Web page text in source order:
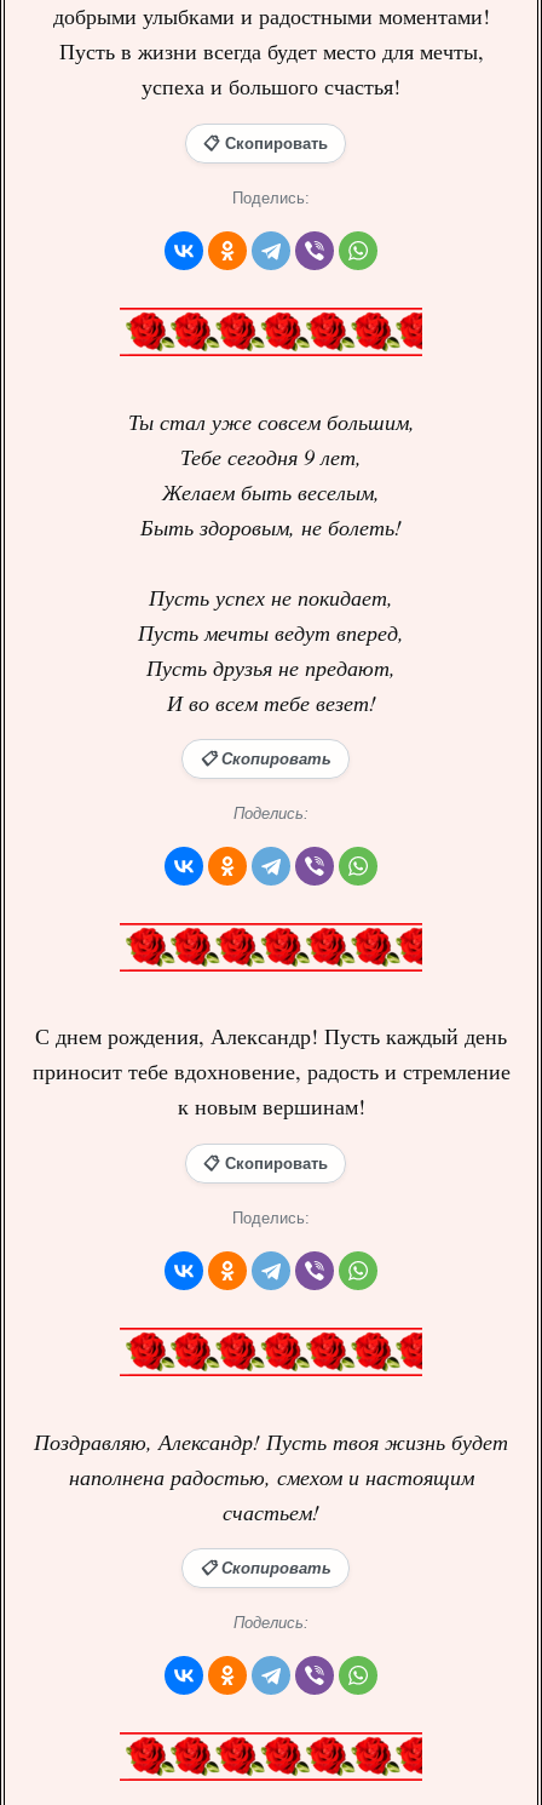
добрыми улыбками и радостными моментами!
Пусть в жизни всегда будет место для мечты,
успеха и большого счастья!
📋 Скопировать
Поделись:
Ты стал уже совсем большим,
Тебе сегодня 9 лет,
Желаем быть веселым,
Быть здоровым, не болеть!
Пусть успех не покидает,
Пусть мечты ведут вперед,
Пусть друзья не предают,
И во всем тебе везет!
📋 Скопировать
Поделись:
С днем рождения, Александр! Пусть каждый день
приносит тебе вдохновение, радость и стремление
к новым вершинам!
📋 Скопировать
Поделись:
Поздравляю, Александр! Пусть твоя жизнь будет
наполнена радостью, смехом и настоящим
счастьем!
📋 Скопировать
Поделись: